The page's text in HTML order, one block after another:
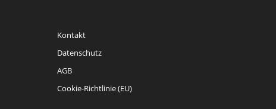
Kontakt
Datenschutz
AGB
Cookie-Richtlinie (EU)